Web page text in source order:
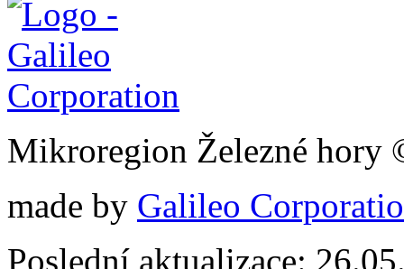
Mikroregion Železné hory
made by Galileo
Poslední aktualizace: